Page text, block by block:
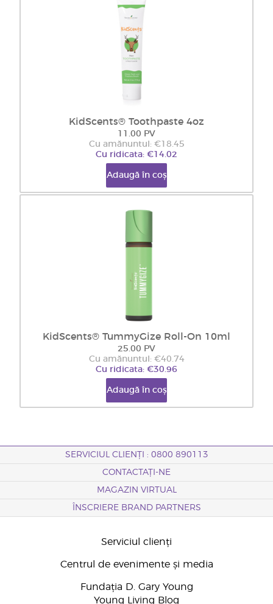
KidScents® Toothpaste 4oz
11.00 PV
Cu amănuntul: €18.45
Cu ridicata: €14.02
Adaugă în coș
KidScents® TummyGize Roll-On 10ml
25.00 PV
Cu amănuntul: €40.74
Cu ridicata: €30.96
Adaugă în coș
SERVICIUL CLIENȚI : 0800 890113
CONTACTAȚI-NE
MAGAZIN VIRTUAL
ÎNSCRIERE BRAND PARTNERS
Serviciul clienți
Centrul de evenimente și media
Fundația D. Gary Young
Young Living Blog